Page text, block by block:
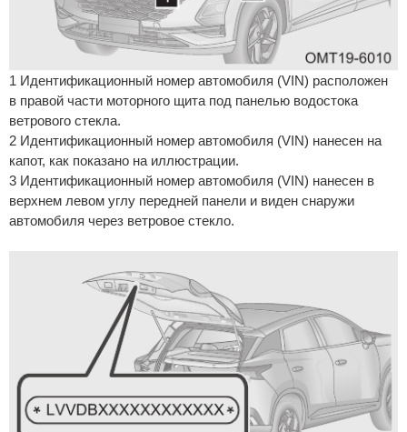
1 Идентификационный номер автомобиля (VIN) расположен
в правой части моторного щита под панелью водостока
ветрового стекла.
2 Идентификационный номер автомобиля (VIN) нанесен на
капот, как показано на иллюстрации.
3 Идентификационный номер автомобиля (VIN) нанесен в
верхнем левом углу передней панели и виден снаружи
автомобиля через ветровое стекло.